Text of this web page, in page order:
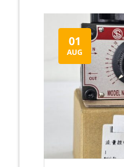
01
AUG